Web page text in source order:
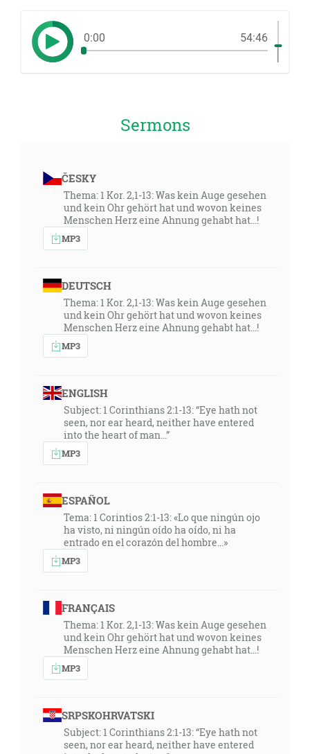
0:00 54:46
Sermons
ČESKY
Thema: 1 Kor. 2,1-13: Was kein Auge gesehen
und kein Ohr gehört hat und wovon keines
Menschen Herz eine Ahnung gehabt hat...!
MP3
DEUTSCH
Thema: 1 Kor. 2,1-13: Was kein Auge gesehen
und kein Ohr gehört hat und wovon keines
Menschen Herz eine Ahnung gehabt hat...!
MP3
ENGLISH
Subject: 1 Corinthians 2:1-13: “Eye hath not
seen, nor ear heard, neither have entered
into the heart of man...”
MP3
ESPAÑOL
Tema: 1 Corintios 2:1-13: «Lo que ningún ojo
ha visto, ni ningún oído ha oído, ni ha
entrado en el corazón del hombre...»
MP3
FRANÇAIS
Thema: 1 Kor. 2,1-13: Was kein Auge gesehen
und kein Ohr gehört hat und wovon keines
Menschen Herz eine Ahnung gehabt hat...!
MP3
SRPSKOHRVATSKI
Subject: 1 Corinthians 2:1-13: “Eye hath not
seen, nor ear heard, neither have entered